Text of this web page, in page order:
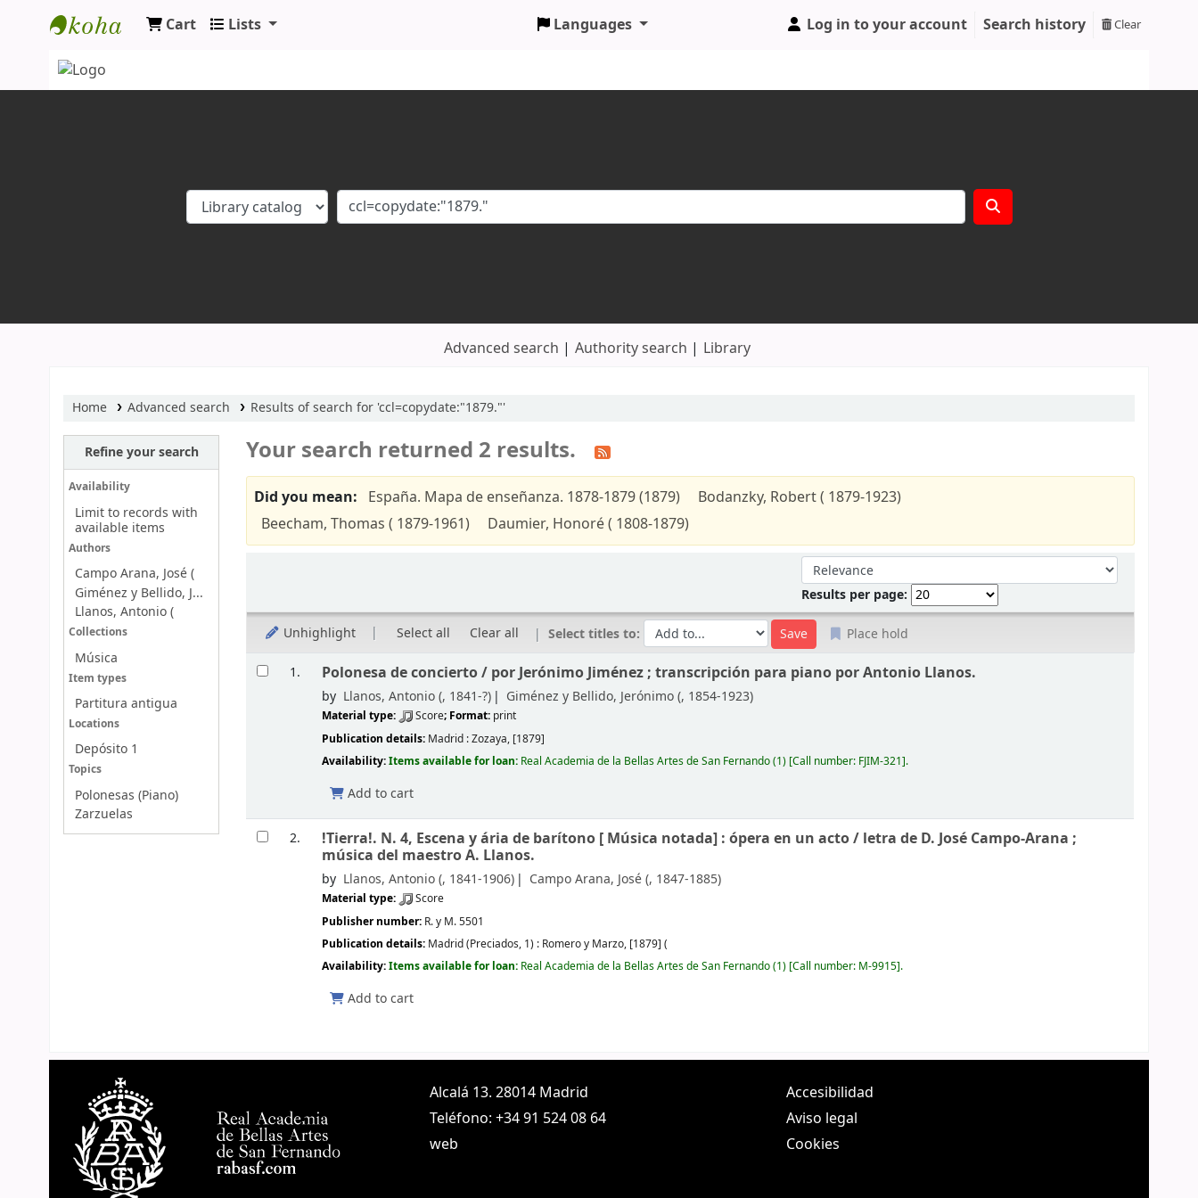
Koha online
Cart Lists Languages Log in to your account Search history Clear
Advanced search Authority search Library
Home Advanced search Results of search for 'ccl=copydate:"1879."'
Refine your search
Availability
Limit to records with
available items
Authors
Campo Arana, José (
Giménez y Bellido, J...
Llanos, Antonio (
Collections
Música
Item types
Partitura antigua
Locations
Depósito 1
Topics
Polonesas (Piano)
Zarzuelas
Your search returned 2 results.
Did you mean: España. Mapa de enseñanza. 1878-1879 (1879)
Bodanzky, Robert ( 1879-1923)
Beecham, Thomas ( 1879-1961)
Daumier, Honoré ( 1808-1879)
Sort by:
Results per page:
Unhighlight Select all Clear all Select titles to: Place hold
Results
1. Polonesa de concierto / por Jerónimo Jiménez ; transcripción para piano por Antonio Llanos.
by Llanos, Antonio (, 1841-?) Giménez y Bellido, Jerónimo (, 1854-1923)
Material type: Score; Format: print
Publication details: Madrid :Zozaya, [1879]
Availability:Items available for loan: Real Academia de la Bellas Artes de San Fernando(1) Call number: FJIM-321 .
Add to cart
2. !Tierra!. N. 4, Escena y ária de barítono [ Música notada] : ópera en un acto / letra de D. José Campo-Arana ;
música del maestro A. Llanos.
by Llanos, Antonio (, 1841-1906) Campo Arana, José (, 1847-1885)
Material type:
Score
Publisher number: R. y M. 5501
Publication details: Madrid (Preciados, 1) : Romero y Marzo, [1879] (
Availability:Items available for loan: Real Academia de la Bellas Artes de San Fernando(1) Call number: M-9915 .
Add to cart
Alcalá 13. 28014 Madrid
Teléfono: +34 91 524 08 64
web
Accesibilidad
Aviso legal
Cookies